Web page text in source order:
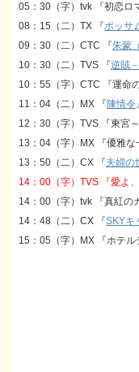
05：30（字）tvk 『初恋ロ
08：15（二）TX 『ポッサ
09：30（二）CTC 『朱蒙
10：30（二）TVS 『逆賊
10：55（字）CTC 『運命
11：04（二）MX 『陳情令
12：30（字）TVS 『東宮
13：04（字）MX 『優雅
13：50（二）CX 『夫婦の
14：00（字）TVS 『愛よ
14：00（字）tvk 『真紅の
14：48（二）CX 『SKYキ
15：05（字）MX 『ホテル